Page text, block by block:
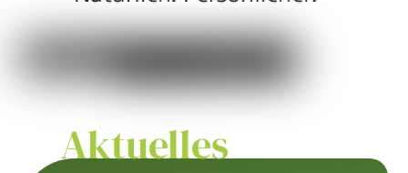
Aktuelles